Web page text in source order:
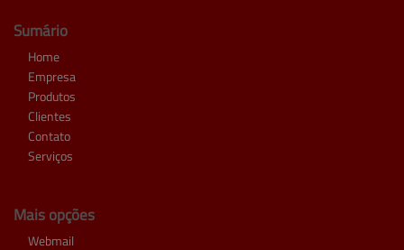
Sumário
Home
Empresa
Produtos
Clientes
Contato
Serviços
Mais opções
Webmail